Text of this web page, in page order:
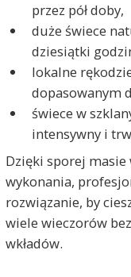
przez pół doby,
duże świece
dziesiątki
lokalne
dopasowanym
świece w
intensywny i
Dzięki sporej
wykonania,
rozwiązanie, by
wiele wieczorów
wkładów.